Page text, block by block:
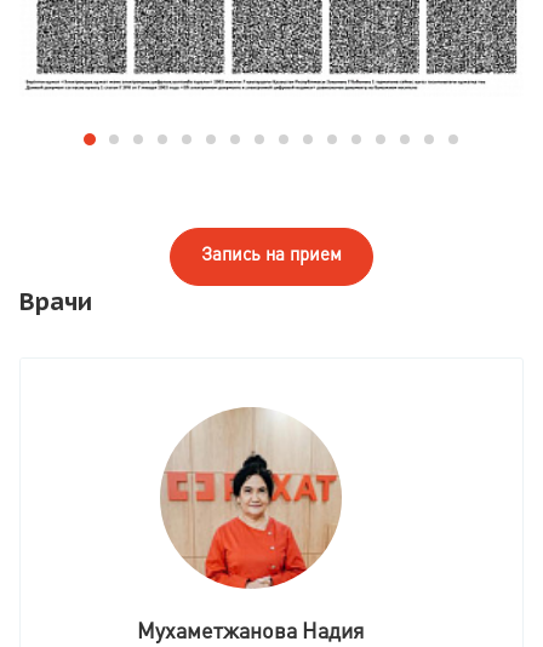
Запись на прием
Врачи
Мухаметжанова Надия